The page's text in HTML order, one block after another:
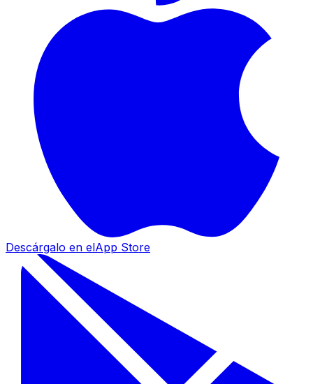
Descárgalo en elApp Store